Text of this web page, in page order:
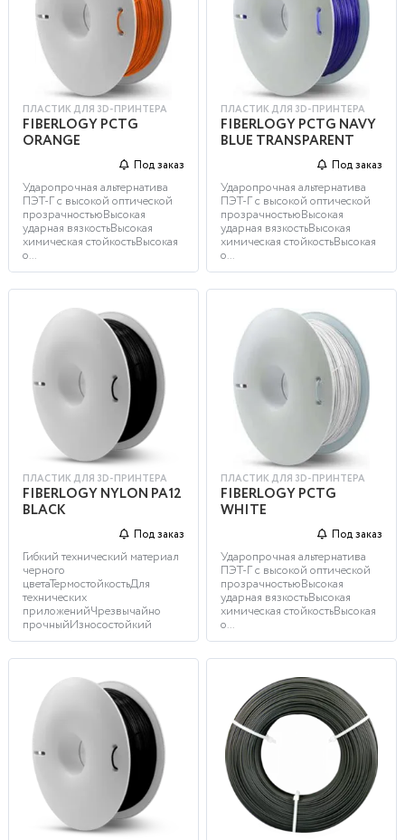
ПЛАСТИК ДЛЯ 3D-ПРИНТЕРА
FIBERLOGY PCTG
ORANGE
Под заказ
Ударопрочная альтернатива
ПЭТ-Г с высокой оптической
прозрачностьюВысокая
ударная вязкостьВысокая
химическая стойкостьВысокая
о...
ПЛАСТИК ДЛЯ 3D-ПРИНТЕРА
FIBERLOGY PCTG NAVY
BLUE TRANSPARENT
Под заказ
Ударопрочная альтернатива
ПЭТ-Г с высокой оптической
прозрачностьюВысокая
ударная вязкостьВысокая
химическая стойкостьВысокая
о...
ПЛАСТИК ДЛЯ 3D-ПРИНТЕРА
FIBERLOGY NYLON PA12
BLACK
Под заказ
Гибкий технический материал
черного
цветаТермостойкостьДля
технических
приложенийЧрезвычайно
прочныйИзносостойкий
ПЛАСТИК ДЛЯ 3D-ПРИНТЕРА
FIBERLOGY PCTG
WHITE
Под заказ
Ударопрочная альтернатива
ПЭТ-Г с высокой оптической
прозрачностьюВысокая
ударная вязкостьВысокая
химическая стойкостьВысокая
о...